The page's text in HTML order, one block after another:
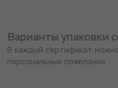
Варианты упаковки
В каждый сертификат
персональные пожелания